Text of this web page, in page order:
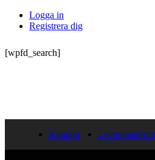
Logga in
Registrera dig
[wpfd_search]
Kontakt